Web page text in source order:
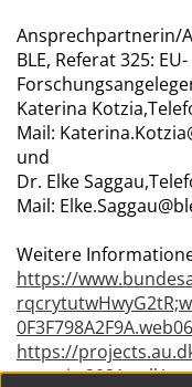
Ansprechpartnerin/
BLE, Referat 325: EU-
Katerina
Mail:
und
Dr. Elke
Mail:
Weitere
https://
https://
organic-2021-call/